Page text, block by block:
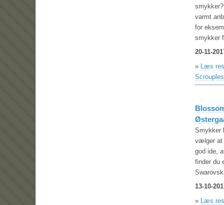
varmt
for
smykker
20-11-
» Læs
Smykker
vælger at
god ide,
finder du
13-10-
» Læs